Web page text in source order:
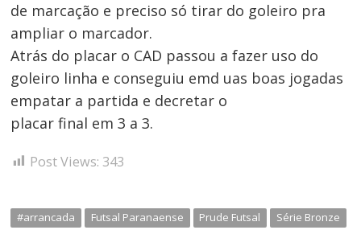
de marcação e preciso só tirar do goleiro pra
ampliar o marcador.
Atrás do placar o CAD passou a fazer uso do
goleiro linha e conseguiu emd uas boas jogadas
empatar a partida e decretar o
placar final em 3 a 3.
Post Views: 343
#arrancada Futsal Paranaense Prude Futsal Série Bronze